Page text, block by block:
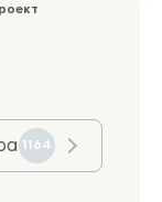
1164